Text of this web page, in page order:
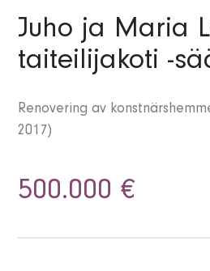
Juho ja Maria
taiteilijakoti -
Renovering av
2017)
500.000 €